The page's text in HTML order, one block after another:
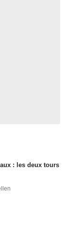
: les deux tours